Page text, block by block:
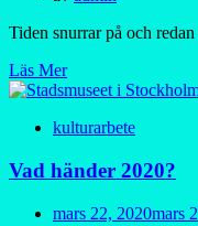
Tiden snurrar på och
Läs Mer
kulturarbete
Vad händer 2020?
Publicerad
mars 22, 2020mars